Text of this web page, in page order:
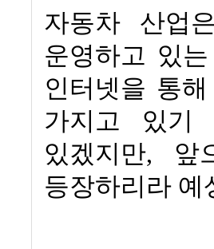
자동차 산업
운영하고 있
인터넷을 통
가지고 있기
있겠지만, 앞
등장하리라 예